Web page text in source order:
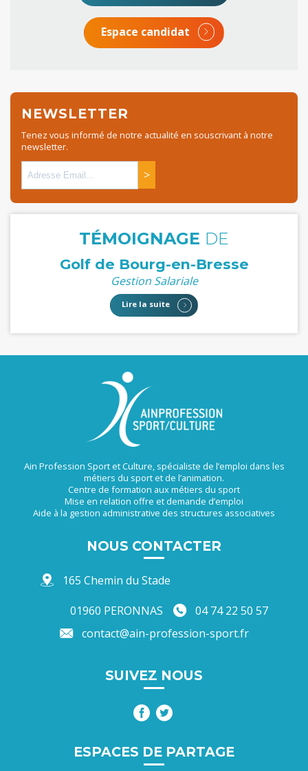
Espace candidat
NEWSLETTER
Tenez vous informé de notre actualité en souscrivant à notre
newsletter.
>
TÉMOIGNAGE DE
Golf de Bourg-en-Bresse
Gestion Salariale
Lire la suite
Ain Profession Sport et Culture, spécialiste de l’emploi dans les
métiers du sport et de l’animation.
Centre de formation aux métiers du sport
Mise en relation offre et demande d’emploi
Aide à la gestion administrative des structures associatives
NOUS CONTACTER
165 Chemin du Stade
01960 PERONNAS
04 74 22 50 57
contact@ain-profession-sport.fr
SUIVEZ NOUS
ESPACES DE PARTAGE